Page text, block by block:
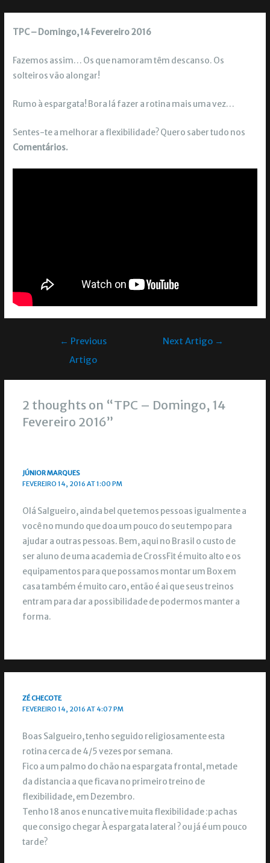
TPC – Domingo, 14 Fevereiro 2016
Fazemos assim… Os que namoram têm descanso. Os
solteiros vão alongar!
Rumo à espargata! Bora lá fazer a rotina mais uma vez…
Sentes-te a melhorar a flexibilidade? Quero saber tudo nos
Comentários.
← Previous
Artigo
Next Artigo →
2 thoughts on “TPC – Domingo, 14
Fevereiro 2016”
JÚNIOR MARQUES
FEVEREIRO 14, 2016 AT 1:00 PM
Olá Salgueiro, ainda bel que temos pessoas igualmente a
você no mundo que doa um pouco do seu tempo para
ajudar a outras pessoas. Bem, aqui no Brasil o custo de
ser aluno de uma academia de CrossFit é muito alto e os
equipamentos para que possamos montar um Box em
casa também é muito caro, então é ai que seus treinos
entram para dar a possibilidade de podermos manter a
forma.
ZÉ CHECOTE
FEVEREIRO 14, 2016 AT 4:07 PM
Boas Salgueiro, tenho seguido religiosamente esta
rotina cerca de 4/5 vezes por semana.
Fico a um palmo do chão na espargata frontal, metade
da distancia a que ficava no primeiro treino de
flexibilidade, em Dezembro.
Tenho 18 anos e nunca tive muita flexibilidade :p achas
que consigo chegar À espargata lateral ? ou já é um pouco
tarde?